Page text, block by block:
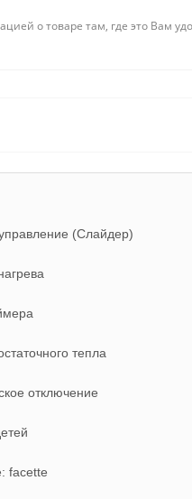
о товаре там, где это Вам
(Слайдер)
тепла
отключение
facette